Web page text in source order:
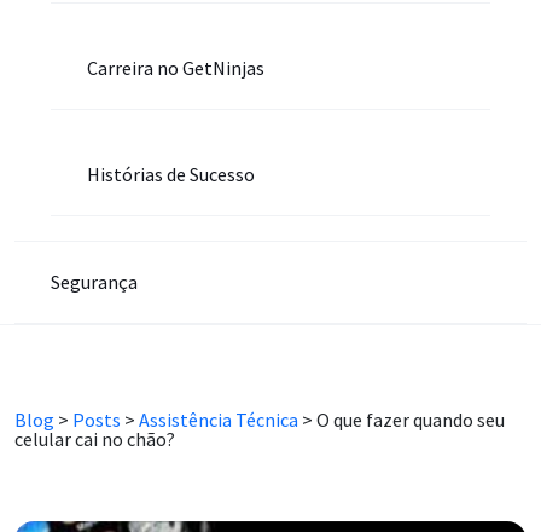
Carreira no GetNinjas
Histórias de Sucesso
Segurança
Blog > Posts > Assistência Técnica > O que fazer quando seu
celular cai no chão?